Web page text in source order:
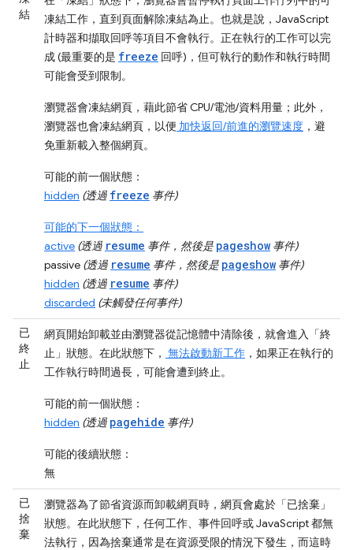
結
凍結工作，直到頁面解除凍結為止。也就是說，JavaScript
計時器和擷取回呼等項目不會執行。正在執行的工作可以完
成 (最重要的是 freeze 回呼)，但可執行的動作和執行時間
可能會受到限制。
瀏覽器會凍結網頁，藉此節省 CPU/電池/資料用量；此外，
瀏覽器也會凍結網頁，以便 加快返回/前進的瀏覽速度 ，避
免重新載入整個網頁。
可能的前一個狀態：
hidden (透過 freeze 事件)
可能的下一個狀態：
active (透過 resume 事件，然後是 pageshow 事件)
passive (透過 resume 事件，然後是 pageshow 事件)
hidden (透過 resume 事件)
discarded (未觸發任何事件)
已
終
止
網頁開始卸載並由瀏覽器從記憶體中清除後，就會進入「終
止」 狀態。在此狀態下， 無法啟動新工作 ，如果正在執行的
工作執行時間過長，可能會遭到終止。
可能的前一個狀態：
hidden (透過 pagehide 事件)
可能的後續狀態：
無
已
捨
棄
瀏覽器為了節省資源而卸載網頁時，網頁會處於「已捨棄」
狀態。在此狀態下，任何工作、事件回呼或 JavaScript 都無
法執行，因為捨棄通常是在資源受限的情況下發生，而這時